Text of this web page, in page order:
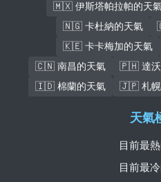
🇲🇽 伊斯塔帕拉帕的天
🇳🇬 卡杜納的天氣
🇰🇪 卡卡梅加的天氣
🇨🇳 南昌的天氣
🇵🇭 達沃
🇮🇩 棉蘭的天氣
🇯🇵 札幌
天氣
目前最
目前最